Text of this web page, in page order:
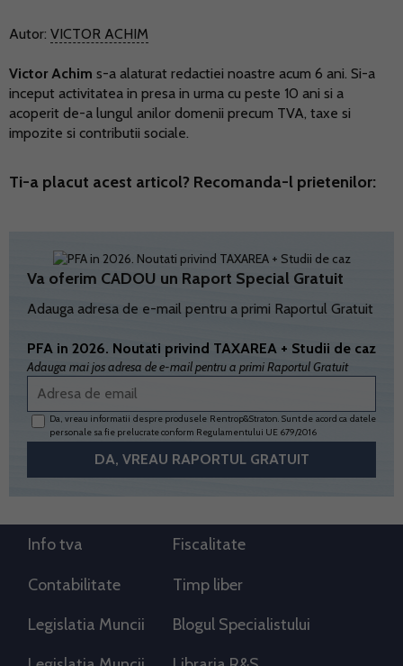
Autor: VICTOR ACHIM
Victor Achim s-a alaturat redactiei noastre acum 6 ani. Si-a
inceput activitatea in presa in urma cu peste 10 ani si a
acoperit de-a lungul anilor domenii precum TVA, taxe si
impozite si contributii sociale.
Ti-a placut acest articol? Recomanda-l prietenilor:
Va oferim CADOU un Raport Special Gratuit
Adauga adresa de e-mail pentru a primi Raportul Gratuit
PFA in 2026. Noutati privind TAXAREA + Studii de caz
Adauga mai jos adresa de e-mail pentru a primi Raportul Gratuit
Da, vreau informatii despre produsele Rentrop&Straton. Sunt de acord ca datele
personale sa fie prelucrate conform Regulamentului UE 679/2016
Info tva Fiscalitate
Contabilitate Timp liber
Legislatia Muncii Blogul Specialistului